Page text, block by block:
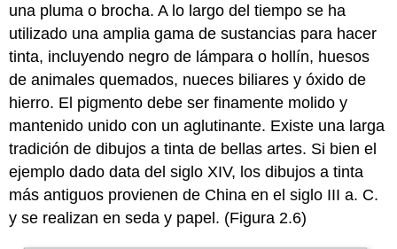
una pluma o brocha. A lo largo del tiempo se ha
utilizado una amplia gama de sustancias para hacer
tinta, incluyendo negro de lámpara o hollín, huesos
de animales quemados, nueces biliares y óxido de
hierro. El pigmento debe ser finamente molido y
mantenido unido con un aglutinante. Existe una larga
tradición de dibujos a tinta de bellas artes. Si bien el
ejemplo dado data del siglo XIV, los dibujos a tinta
más antiguos provienen de China en el siglo III a. C.
y se realizan en seda y papel. (Figura 2.6)